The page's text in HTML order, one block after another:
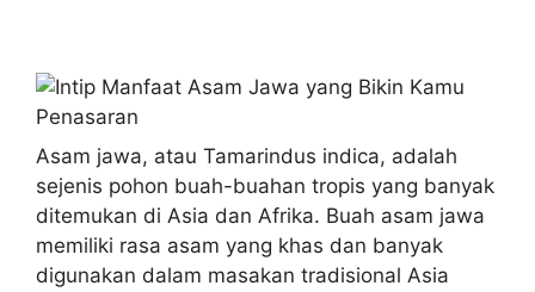
Asam jawa, atau Tamarindus indica, adalah
sejenis pohon buah-buahan tropis yang banyak
ditemukan di Asia dan Afrika. Buah asam jawa
memiliki rasa asam yang khas dan banyak
digunakan dalam masakan tradisional Asia